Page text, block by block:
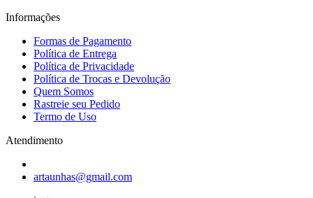
Informações
Formas de Pagamento
Política de Entrega
Política de Privacidade
Política de Trocas e Devolução
Quem Somos
Rastreie seu Pedido
Termo de Uso
Atendimento
artaunhas@gmail.com